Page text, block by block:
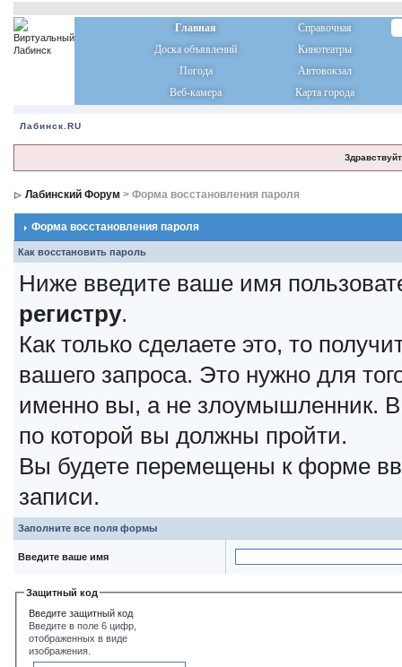
Главная
Справочная
Доска объявлений
Кинотеатры
Погода
Автовокзал
Веб-камера
Карта города
Лабинск.RU
Лабинский Форум > Форма восстановления пароля
Форма восстановления пароля
Как восстановить пароль
Ниже введите ваше имя
регистру.
Как только сделаете это, то
вашего запроса. Это нужно для
именно вы, а не злоумышленник. В
по которой вы должны пройти.
Вы будете перемещены к форме
записи.
Заполните все поля формы
Введите ваше имя
Защитный код
Введите защитный код
Введите в поле 6 цифр,
отображенных в виде
изображения.